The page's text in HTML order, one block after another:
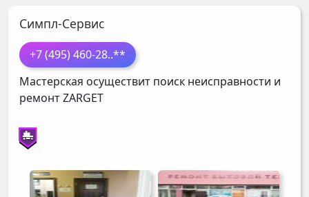
Симпл-Сервис
+7 (495) 460-28..**
Мастерская осуществит поиск неисправности и
ремонтZARGET